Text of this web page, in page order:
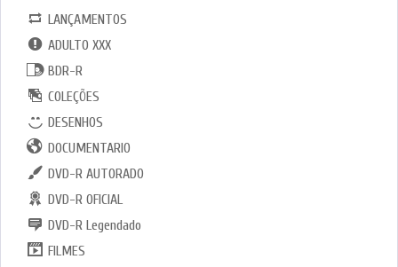
LANÇAMENTOS
ADULTO XXX
BDR-R
COLEÇÕES
DESENHOS
DOCUMENTARIO
DVD-R AUTORADO
DVD-R OFICIAL
DVD-R Legendado
FILMES